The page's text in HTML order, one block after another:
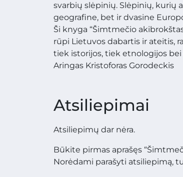
svarbių slėpinių. Slėpinių, kurių
geografine, bet ir dvasine
Ši knyga “Šimtmečio
rūpi Lietuvos dabartis ir ateitis,
tiek istorijos, tiek etnologijos
Aringas Kristoforas Gorodeckis
Atsiliepimai
Atsiliepimų dar nėra.
Būkite pirmas aprašęs
Norėdami parašyti atsiliepimą,